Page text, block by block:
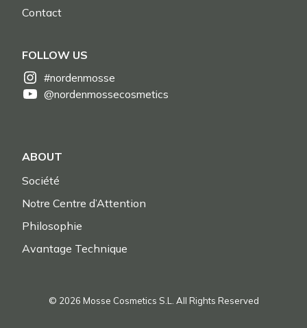
Contact
FOLLOW US
#nordenmosse
@nordenmossecosmetics
ABOUT
Société
Notre Centre d’Attention
Philosophie
Avantage Technique
© 2026 Mosse Cosmetics S.L. All Rights Reserved